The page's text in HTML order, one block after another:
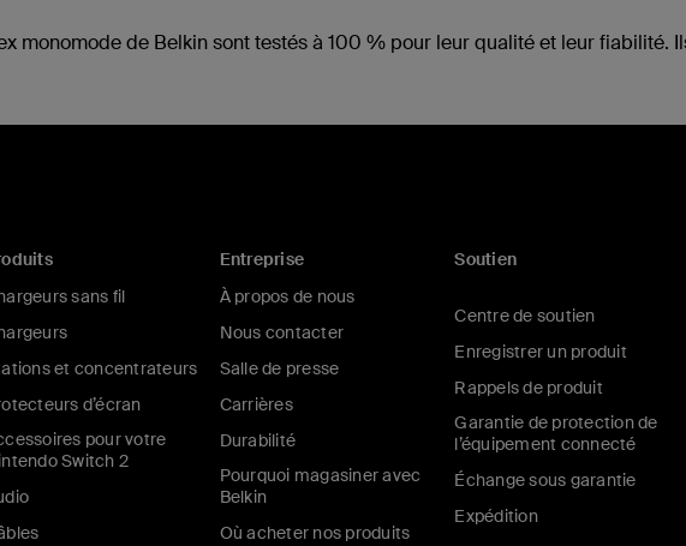
monomode de Belkin sont testés à 100 % pour leur qualité et leur
sans fil
et concentrateurs
d’écran
pour votre
Switch 2
Entreprise
À propos de nous
Nous contacter
Salle de presse
Carrières
Durabilité
Pourquoi magasiner avec
Belkin
Où acheter nos produits
Soutien
Centre de soutien
Enregistrer un produit
Rappels de produit
Garantie de protection de
l’équipement connecté
Échange sous garantie
Expédition